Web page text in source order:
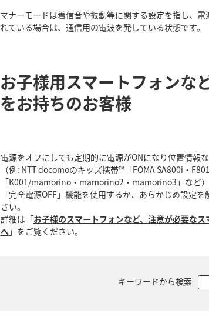
マナーモードは着信音や振動等に関する設定を指し、
れている場合は、通信用の電波を発している状態です。
お子様用スマートフォンな
をお持ちのお客様
電源をオフにしても定期的に電源がONになり位置情報
（例: NTT docomoのキッズ携帯™「FOMA SA800i・
「K001/mamorino・mamorino2・mamorino3」など
「完全電源OFF」機能を使用するか、あらかじめ設定
さい。
詳細は「お子様のスマートフォンなど、注意が必要な
へ」をご覧ください。
キーワードから検索